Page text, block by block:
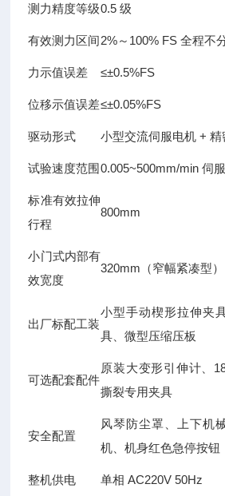
测力精度等级0.5 级
有效测力区间2%～100% FS 全程不
力示值误差 ≤±0.5%FS
位移示值误差≤±0.05%FS
驱动形式 小型交流伺服电机 +
试验速度范围0.005~500mm/min 伺
标准有效拉伸
行程
800mm
小门式内部有
效宽度
320mm（窄幅紧凑型）
出厂标配工装
小型手动楔形拉伸夹
具、微型压缩压板
可选配套配件
原装大变形引伸计、
撕裂专用夹具
安全配置
风琴防尘罩、上下机
机、机身红色急停按钮
整机供电 单相 AC220V 50Hz